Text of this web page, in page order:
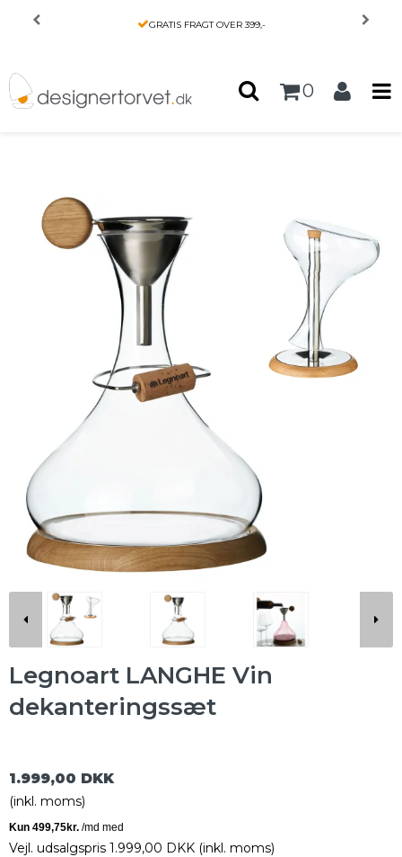
GRATIS FRAGT OVER 399,-
0
Forside KØKKEN /
Legnoart LANGHE Vin
dekanteringssæt
1.999,00 DKK
(inkl. moms)
Vejl. udsalgspris 1.999,00 DKK (inkl. moms)